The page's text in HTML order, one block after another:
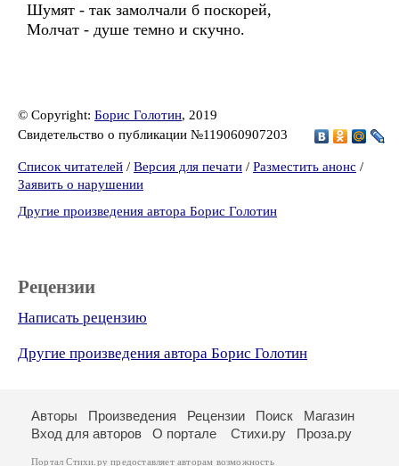
Шумят - так замолчали б поскорей,
Молчат - душе темно и скучно.
© Copyright: Борис Голотин, 2019
Свидетельство о публикации №119060907203
Список читателей / Версия для печати / Разместить анонс /
Заявить о нарушении
Другие произведения автора Борис Голотин
Рецензии
Написать рецензию
Другие произведения автора Борис Голотин
Авторы Произведения Рецензии Поиск
Магазин
Вход для авторов
О портале Стихи.ру Проза.ру
Портал Стихи.ру предоставляет авторам возможность